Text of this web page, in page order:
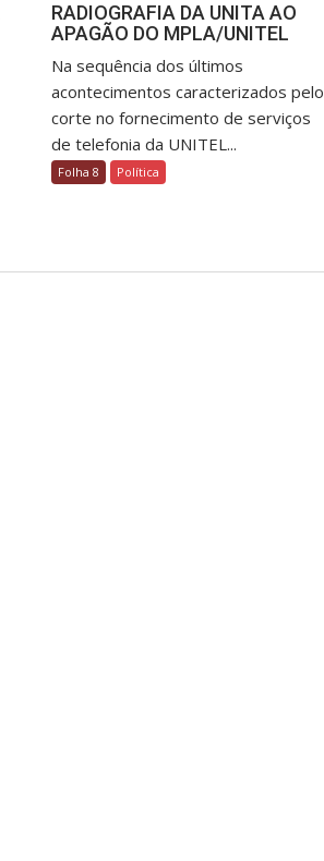
RADIOGRAFIA DA UNITA AO
APAGÃO DO MPLA/UNITEL
Na sequência dos últimos
acontecimentos caracterizados pelo
corte no fornecimento de serviços
de telefonia da UNITEL...
Folha 8 Política